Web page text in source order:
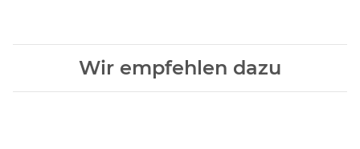
Wir empfehlen dazu